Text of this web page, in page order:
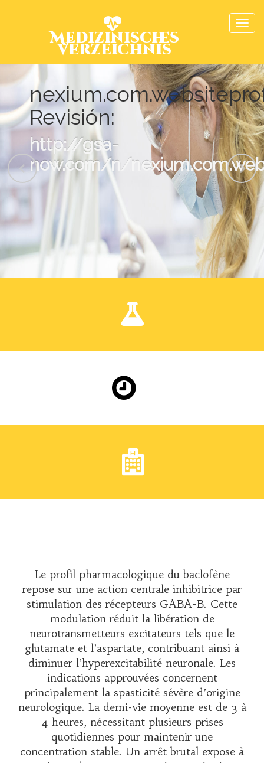
Medizinisches
Verzeichnis
Revisión:
http://gsa-
now.com/n/
Le profil pharmacologique du baclofène
repose sur une action centrale inhibitrice par
stimulation des récepteurs GABA-B. Cette
modulation réduit la libération de
neurotransmetteurs excitateurs tels que le
glutamate et l’aspartate, contribuant ainsi à
diminuer l’hyperexcitabilité neuronale. Les
indications approuvées concernent
principalement la spasticité sévère d’origine
neurologique. La demi-vie moyenne est de 3 à
4 heures, nécessitant plusieurs prises
quotidiennes pour maintenir une
concentration stable. Un arrêt brutal expose à